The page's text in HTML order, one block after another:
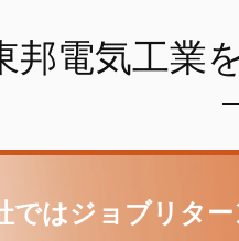
邦電気工業
ではジョブリタ